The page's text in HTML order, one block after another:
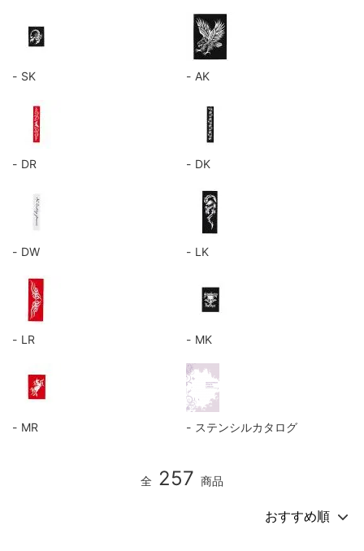
SK AK
DR DK
DW LK
LR MK
MR ステンシルカタログ
全 257 商品